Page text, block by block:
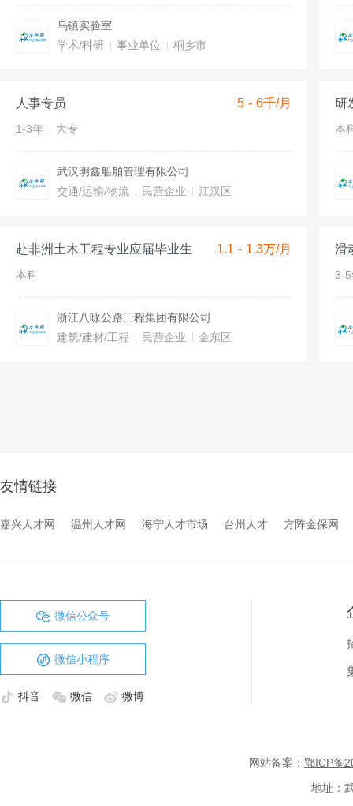
乌镇实验室
学术/科研
事业单位 桐乡市
人事专员 5 - 6千/月
1-3年 大专
武汉明鑫船舶管理有限公司
交通/运输/物流
民营企业 江汉区
研
本
赴非洲土木工程专业应届毕业生 1.1 - 1.3万/月
本科
浙江八咏公路工程集团有限公司
建筑/建材/工程
民营企业 金东区
滑
3-
友情链接
嘉兴人才网 温州人才网 海宁人才市场 台州人才 方阵金保网
微信公众号
微信小程序
抖音 微信 微博
网站备案： 鄂ICP备
地址：